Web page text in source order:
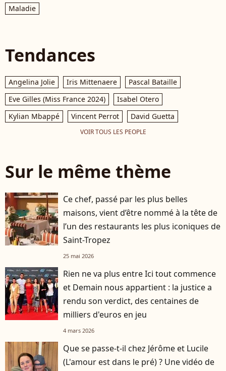
Maladie
Tendances
Angelina Jolie Iris Mittenaere
Pascal Bataille
Eve Gilles (Miss France 2024)
Isabel Otero
Kylian Mbappé
Vincent Perrot David Guetta
VOIR TOUS LES PEOPLE
Sur le même thème
Ce chef, passé par les plus belles
maisons, vient d’être nommé à la tête de
l’un des restaurants les plus iconiques de
Saint-Tropez
25 mai 2026
Rien ne va plus entre Ici tout commence
et Demain nous appartient : la justice a
rendu son verdict, des centaines de
milliers d'euros en jeu
4 mars 2026
Que se passe-t-il chez Jérôme et Lucile
(L'amour est dans le pré) ? Une vidéo de